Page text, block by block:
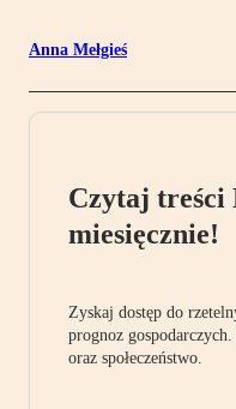
Anna Mełgieś
Czytaj treści
miesięcznie!
Zyskaj dostęp do
prognoz
oraz społeczeństwo.